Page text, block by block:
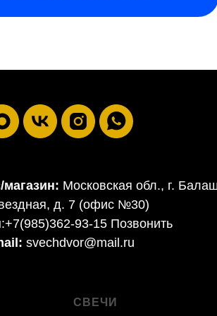
Московская обл., г.
д. 7 (офис №30)
:+7(985)362-93-15 Позвонить
svechdvor@mail.ru
СВЕЧИ